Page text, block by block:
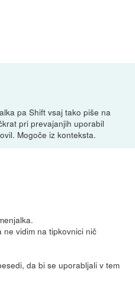
pa Shift vsaj tako piše na
pri prevajanjih uporabil
Mogoče iz konteksta.
ne vidim na tipkovnici nič
da bi se uporabljali v tem